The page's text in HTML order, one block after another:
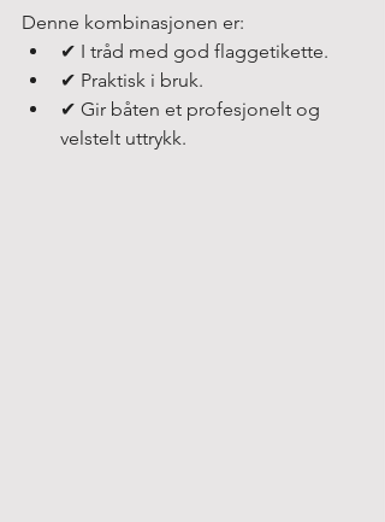
Denne kombinasjonen er:
✔ I tråd med god flaggetikette.
✔ Praktisk i bruk.
✔ Gir båten et profesjonelt og
velstelt uttrykk.